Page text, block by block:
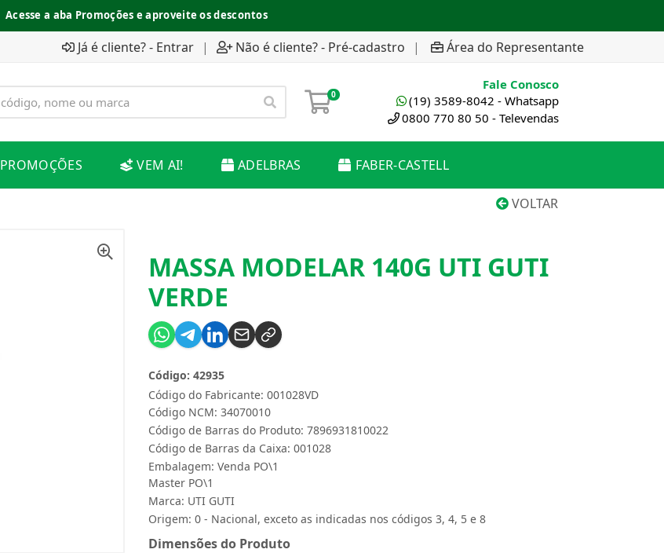
Acesse a aba Promoções e aproveite os descontos
Já é cliente? - Entrar | Não é cliente? - Pré-cadastro | Área do Representante
0
Fale Conosco
(19) 3589-8042 - Whatsapp
0800 770 80 50 - Televendas
PROMOÇÕES VEM AI! ADELBRAS FABER-CASTELL
VOLTAR
MASSA MODELAR 140G UTI GUTI
VERDE
Código do Fabricante: 001028VD
Código: 42935
Código NCM: 34070010
Código de Barras do Produto: 7896931810022
Código de Barras da Caixa: 001028
Embalagem: Venda PO\1
Master PO\1
Marca: UTI GUTI
Origem: 0 - Nacional, exceto as indicadas nos códigos 3, 4, 5 e 8
Dimensões do Produto